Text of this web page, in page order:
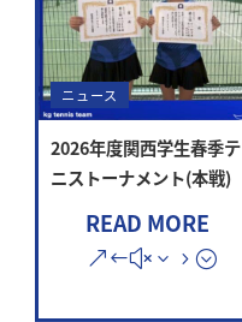
ニュース
2026年度関西学生春季テ
ニストーナメント(本戦)
READ MORE